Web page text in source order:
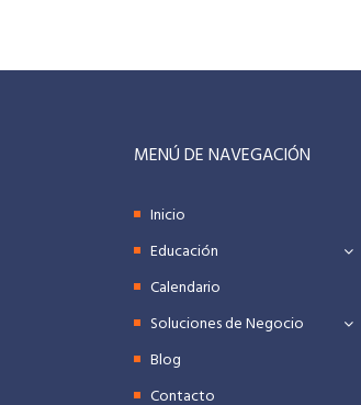
MENÚ DE NAVEGACIÓN
Inicio
Educación
Calendario
Soluciones de Negocio
Blog
Contacto